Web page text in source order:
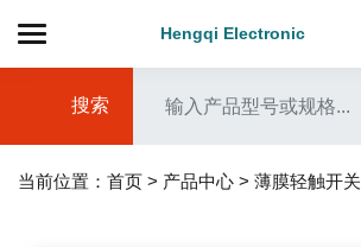
Hengqi Electronic
搜索
当前位置： 首页 > 产品中心 > 薄膜轻触开关